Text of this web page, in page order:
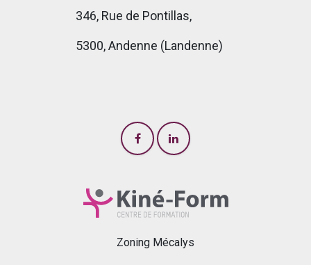
346, Rue de Pontillas,
5300, Andenne (Landenne)
Zoning Mécalys